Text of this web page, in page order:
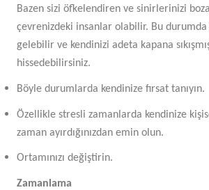
Bazen sizi öfkelendiren ve sinirlerinizi
çevrenizdeki insanlar olabilir. Bu durumda
gelebilir ve kendinizi adeta kapana
hissedebilirsiniz.
Böyle durumlarda kendinize fırsat tanıyın.
Özellikle stresli zamanlarda kendinize
zaman ayırdığınızdan emin olun.
Ortamınızı değiştirin.
Zamanlama